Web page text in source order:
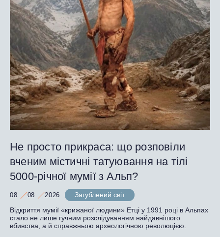
Не просто прикраса: що розповіли
вченим містичні татуювання на тілі
5000-річної мумії з Альп?
08 08 2026
Загублений світ
Відкриття мумії «крижаної людини» Етці у 1991 році в Альпах
стало не лише гучним розслідуванням найдавнішого
вбивства, а й справжньою археологічною революцією.